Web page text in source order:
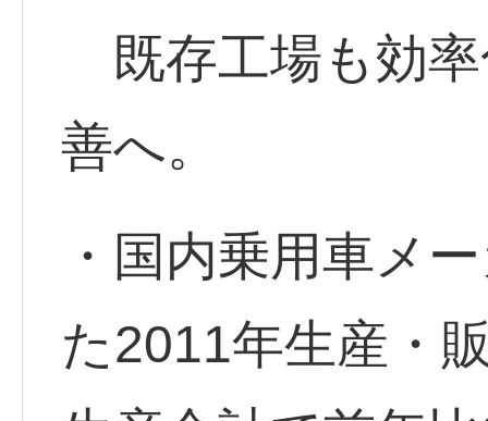
既存工場も効率
善へ。
・国内乗用車メ
た2011年生産・